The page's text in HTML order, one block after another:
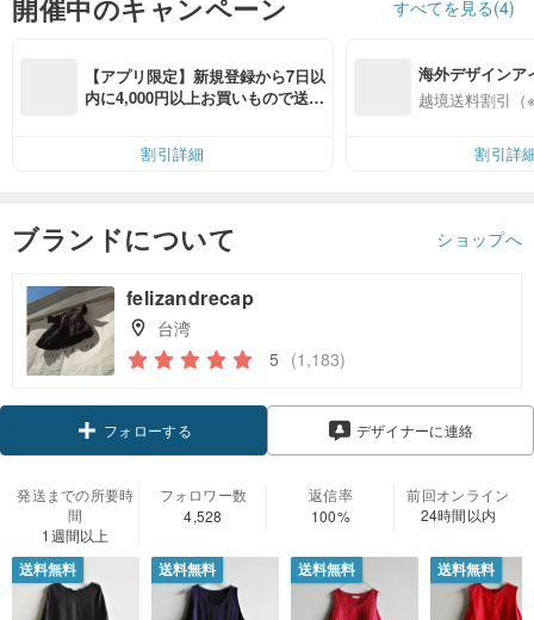
開催中のキャンペーン すべてを見る(4)
【アプリ限定】新規登録から7日以
内に4,000円以上お買いもので送料
割引詳細
海外デザインア
入
越境送料割引（
割引詳
ブランドについて ショップへ
felizandrecap
台湾
5 (1,183)
フォローする デザイナーに連絡
発送までの所要時
間
1週間以上
フォロワー数
4,528
返信率
100%
前回オンライン
24時間以内
送料無料 送料無料 送料無料 送料無料